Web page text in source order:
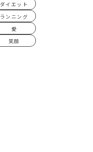
ダイエット
ランニング
愛
笑顔